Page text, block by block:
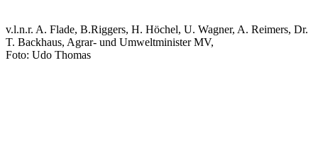
v.l.n.r. A. Flade, B.Riggers, H. Höchel, U. Wagner, A. Reimers, Dr.
T. Backhaus, Agrar- und Umweltminister MV,
Foto: Udo Thomas